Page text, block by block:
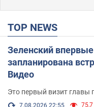
TOP NEWS
Зеленский
запланирована
Видео
Это первый визит главы
7.08.2026 22:55 75,7